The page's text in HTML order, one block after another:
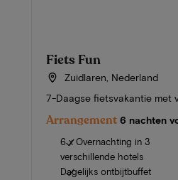
Fiets Fun
Zuidlaren, Nederland
7-Daagse fietsvakantie met
Arrangement 6 nachten
6 x Overnachting in 3
verschillende hotels
Dagelijks ontbijtbuffet